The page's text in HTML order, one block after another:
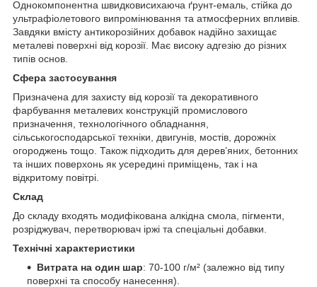
Однокомпонентна швидковисихаюча ґрунт-емаль, стійка до
ультрафіолетового випромінювання та атмосферних впливів.
Завдяки вмісту антикорозійних добавок надійно захищає
металеві поверхні від корозії. Має високу адгезію до різних
типів основ.
Сфера застосування
Призначена для захисту від корозії та декоративного
фарбування металевих конструкцій промислового
призначення, технологічного обладнання,
сільськогосподарської техніки, двигунів, мостів, дорожніх
огороджень тощо. Також підходить для дерев’яних, бетонних
та інших поверхонь як усередині приміщень, так і на
відкритому повітрі.
Склад
До складу входять модифікована алкідна смола, пігменти,
розріджувач, перетворювач іржі та спеціальні добавки.
Технічні характеристики
Витрата на один шар: 70-100 г/м² (залежно від типу
поверхні та способу нанесення).